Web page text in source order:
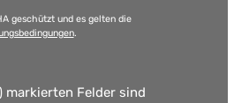
geschützt und es gelten die
.
markierten Felder sind